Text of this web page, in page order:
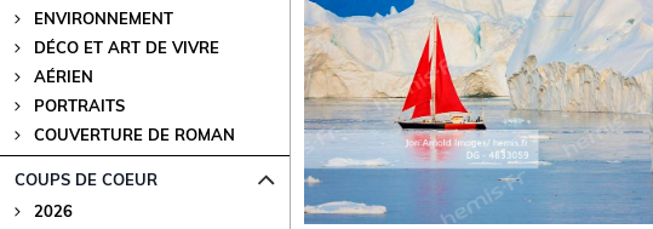
ENVIRONNEMENT
DÉCO ET ART DE VIVRE
AÉRIEN
PORTRAITS
COUVERTURE DE ROMAN
COUPS DE COEUR
2026